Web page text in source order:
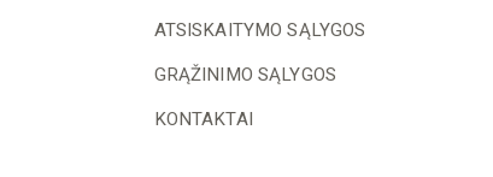
ATSISKAITYMO SĄLYGOS
GRĄŽINIMO SĄLYGOS
KONTAKTAI